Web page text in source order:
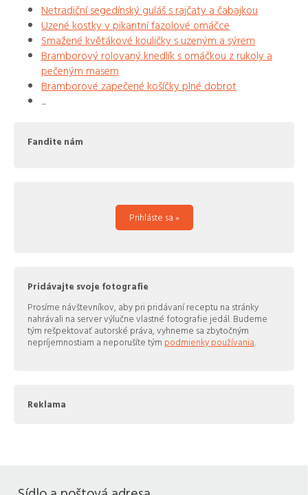
Netradiční segedínský guláš s rajčaty a čabajkou
Uzené kostky v pikantní fazolové omáčce
Smažené květákové kouličky s uzeným a sýrem
Bramborový rolovaný knedlík s omáčkou z rukoly a
pečeným masem
Bramborové zapečené košíčky plné dobrot
...
Fandite nám
Prihláste sa »
Pridávajte svoje fotografie
Prosíme návštevníkov, aby pri pridávaní receptu na stránky
nahrávali na server výlučne vlastné fotografie jedál. Budeme
tým rešpektovať autorské práva, vyhneme sa zbytočným
nepríjemnostiam a neporušíte tým podmienky používania.
Reklama